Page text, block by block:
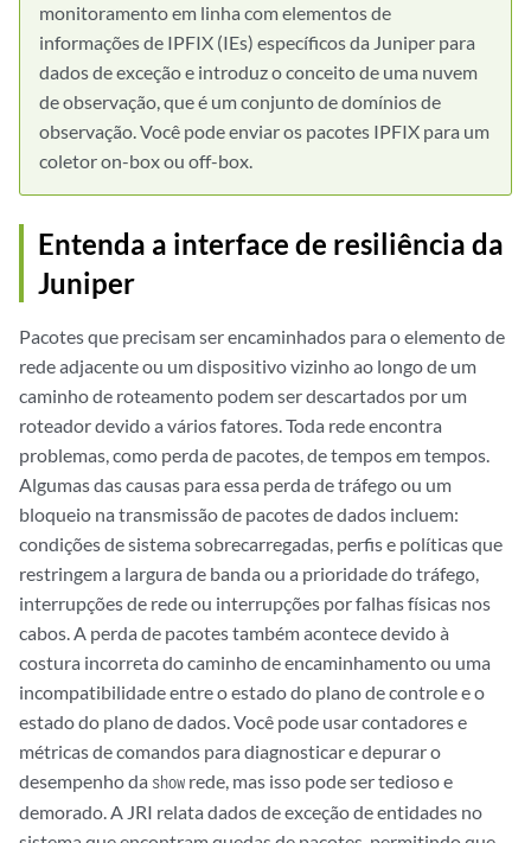
monitoramento em linha com elementos de
informações de IPFIX (IEs) específicos da Juniper para
dados de exceção e introduz o conceito de uma nuvem
de observação, que é um conjunto de domínios de
observação. Você pode enviar os pacotes IPFIX para um
coletor on-box ou off-box.
Entenda a interface de resiliência da
Juniper
Pacotes que precisam ser encaminhados para o elemento de
rede adjacente ou um dispositivo vizinho ao longo de um
caminho de roteamento podem ser descartados por um
roteador devido a vários fatores. Toda rede encontra
problemas, como perda de pacotes, de tempos em tempos.
Algumas das causas para essa perda de tráfego ou um
bloqueio na transmissão de pacotes de dados incluem:
condições de sistema sobrecarregadas, perfis e políticas que
restringem a largura de banda ou a prioridade do tráfego,
interrupções de rede ou interrupções por falhas físicas nos
cabos. A perda de pacotes também acontece devido à
costura incorreta do caminho de encaminhamento ou uma
incompatibilidade entre o estado do plano de controle e o
estado do plano de dados. Você pode usar contadores e
métricas de comandos para diagnosticar e depurar o
desempenho da show rede, mas isso pode ser tedioso e
demorado. A JRI relata dados de exceção de entidades no